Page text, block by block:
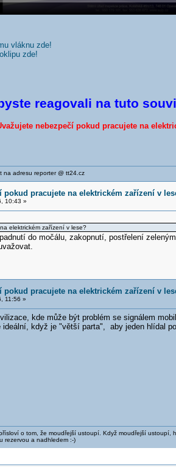
vláknu zde!
zde!
reagovali na tuto
nebezpečí pokud pracujete na
na adresu reporter @ tt24.cz
pokud pracujete na elektrickém zařízení v
10:43 »
elektrickém zařízení v lese?
do močálu, zakopnutí, postřelení
pokud pracujete na elektrickém zařízení v
11:56 »
kde může být problém se signálem
když je "větší parta", aby jeden hlídal
o tom, že moudřejší ustoupí. Když moudřejší ustoupí,
rezervou a nadhledem :-)